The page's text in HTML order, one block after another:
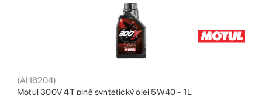
Motul 300V 4T plně syntetický olej 5W40 - 1L
(AH6204)